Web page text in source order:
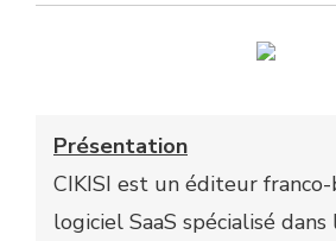
Présentation
CIKISI est un éditeur
logiciel SaaS spécialisé